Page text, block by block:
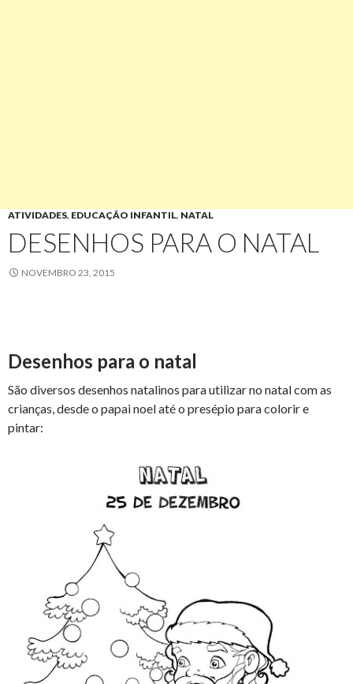
ATIVIDADES, EDUCAÇÃO INFANTIL, NATAL
DESENHOS PARA O NATAL
NOVEMBRO 23, 2015
Desenhos para o natal
São diversos desenhos natalinos para utilizar no natal com as
crianças, desde o papai noel até o presépio para colorir e
pintar: